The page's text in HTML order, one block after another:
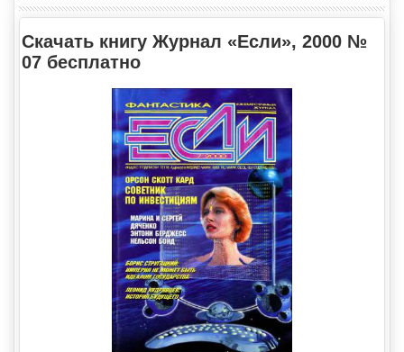
Скачать книгу Журнал «Если», 2000 №
07 бесплатно